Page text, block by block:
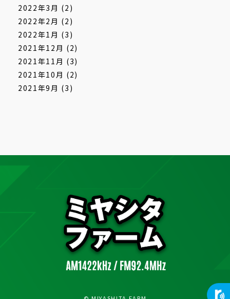
2022年3月 (2)
2022年2月 (2)
2022年1月 (3)
2021年12月 (2)
2021年11月 (3)
2021年10月 (2)
2021年9月 (3)